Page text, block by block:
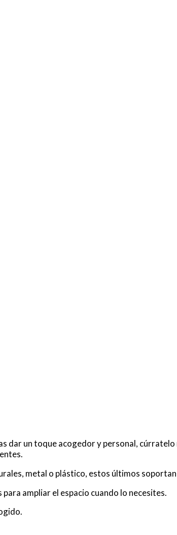
dar un toque acogedor y personal,
metal o plástico, estos últimos
ampliar el espacio cuando lo necesites.